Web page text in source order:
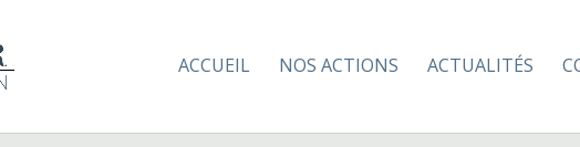
ACCUEIL NOS ACTIONS ACTUALITÉS